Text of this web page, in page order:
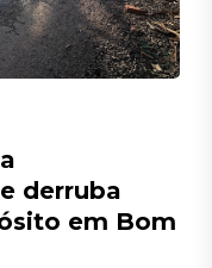
derruba
em Bom